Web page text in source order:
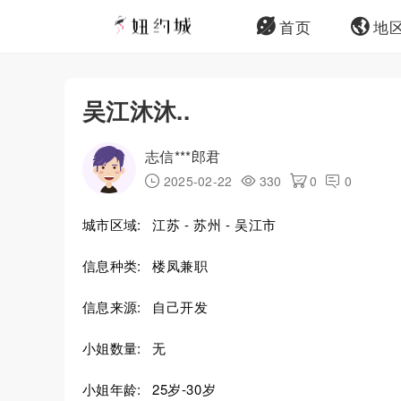
首页 地
吴江沐沐..
志信***郎君
2025-02-22 330 0 0
城市区域: 江苏 - 苏州 - 吴江市
信息种类: 楼凤兼职
信息来源: 自己开发
小姐数量: 无
小姐年龄: 25岁-30岁